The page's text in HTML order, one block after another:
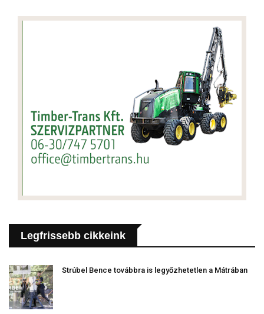
Legfrissebb cikkeink
Strúbel Bence továbbra is legyőzhetetlen a Mátrában